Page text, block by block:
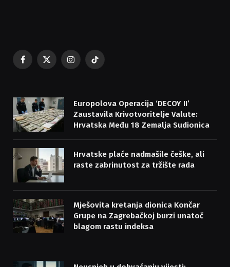
Facebook
X
Instagram
TikTok
Europolova Operacija ‘DECOY II’
Zaustavila Krivotvoritelje Valute:
Hrvatska Među 18 Zemalja Sudionica
Hrvatske plaće nadmašile češke, ali
raste zabrinutost za tržište rada
Mješovita kretanja dionica Končar
Grupe na Zagrebačkoj burzi unatoč
blagom rastu indeksa